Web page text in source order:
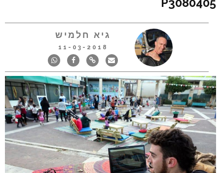
גיא חלמיש
11-03-2018